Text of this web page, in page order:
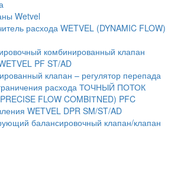
Wetvel
расхода WETVEL (DYNAMIC FLOW)
комбинированный клапан
PF ST/AD
клапан – регулятор перепада
расхода ТОЧНЫЙ ПОТОК
FLOW COMBIТNED) PFC
WETVEL DPR SM/ST/AD
балансировочный клапан/клапан